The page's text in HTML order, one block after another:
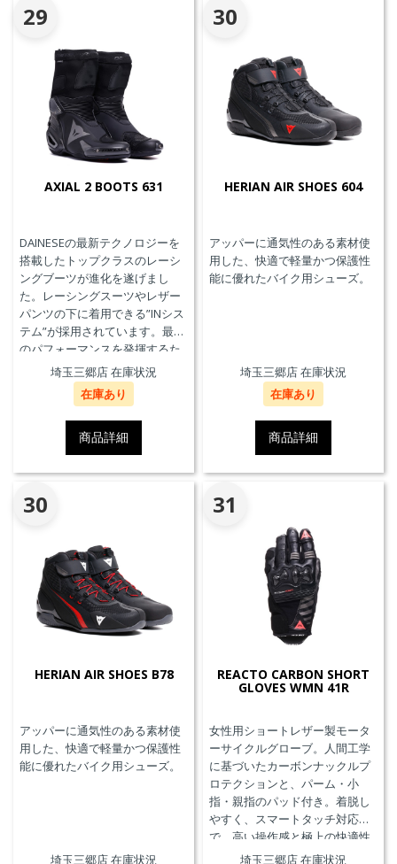
29
AXIAL 2 BOOTS 631
DAINESEの最新テクノロジーを
搭載したトップクラスのレーシ
ングブーツが進化を遂げまし
た。レーシングスーツやレザー
パンツの下に着用できる”INシス
テム”が採用されています。最高
のパフォーマンスを発揮するた
めに、ケブラーカーボンを使用
したAxial Distorsion Control
Systemテクノロジー、
Groundtrax®レーシングソー
ル、交換可能なマグネシウムス
ライダーを採用しています。
埼玉三郷店 在庫状況
在庫あり
商品詳細
30
HERIAN AIR SHOES 604
アッパーに通気性のある素材使
用した、快適で軽量かつ保護性
能に優れたバイク用シューズ。
埼玉三郷店 在庫状況
在庫あり
商品詳細
30
HERIAN AIR SHOES B78
アッパーに通気性のある素材使
用した、快適で軽量かつ保護性
能に優れたバイク用シューズ。
埼玉三郷店 在庫状況
31
REACTO CARBON SHORT
GLOVES WMN 41R
女性用ショートレザー製モータ
ーサイクルグローブ。人間工学
に基づいたカーボンナックルプ
ロテクションと、パーム・小
指・親指のパッド付き。着脱し
やすく、スマートタッチ対応
で、高い操作感と極上の快適性
を実現。埼玉三郷店 在庫状況